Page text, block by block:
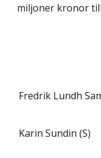
miljoner kronor
Fredrik Lundh
Karin Sundin (S)